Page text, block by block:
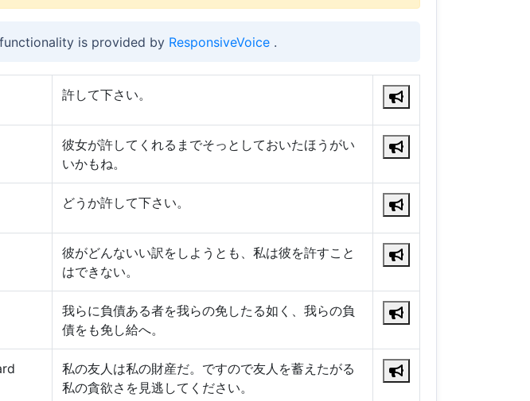
is provided by ResponsiveVoice .
許して下さい。
彼女が許してくれるまでそっとしておいたほうがい
いかもね。
どうか許して下さい。
彼がどんないい訳をしようとも、私は彼を許すこと
はできない。
我らに負債ある者を我らの免したる如く、我らの負
債をも免し給へ。
私の友人は私の財産だ。ですので友人を蓄えたがる
私の貪欲さを見逃してください。